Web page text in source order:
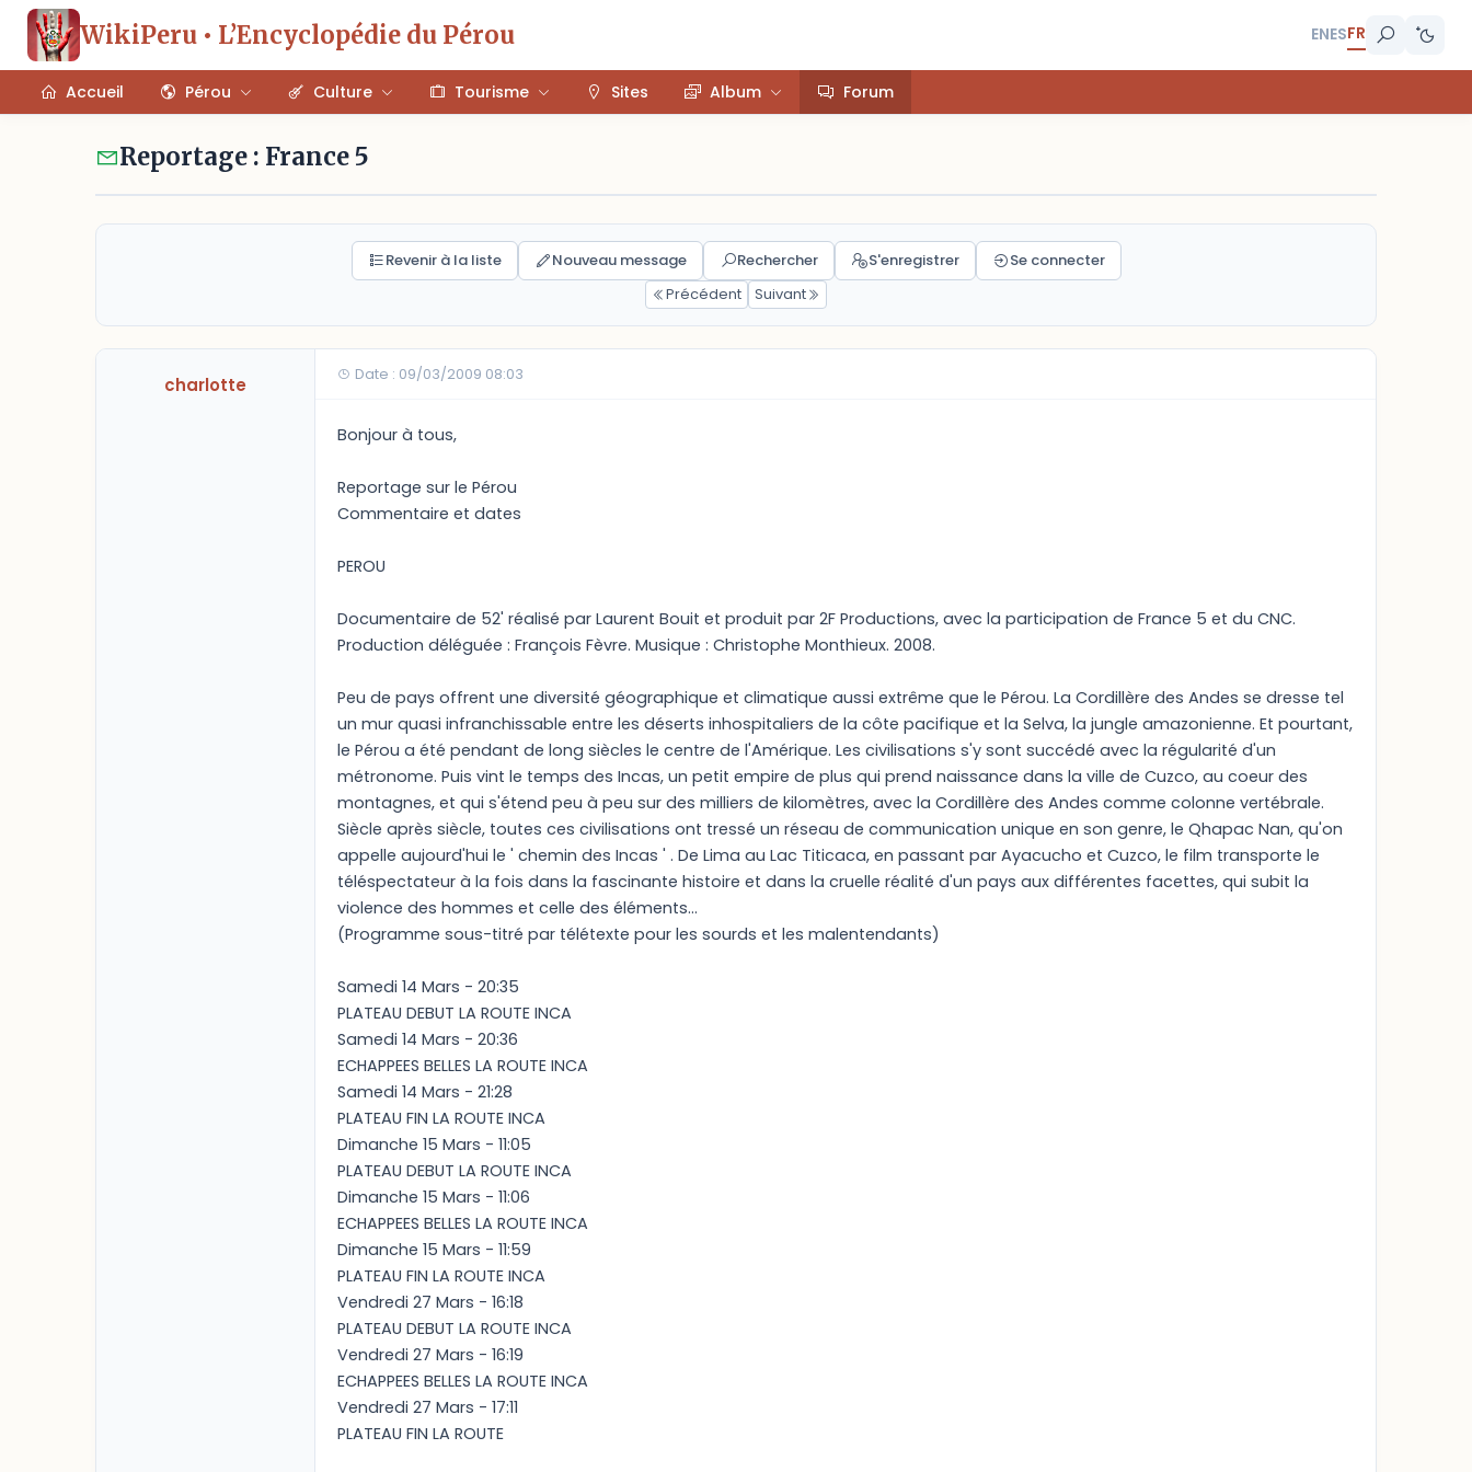
WikiPeru • L’Encyclopédie du Pérou ENESFR
Accueil Pérou Culture Tourisme Sites Album Forum
Reportage : France 5
Revenir à la liste Nouveau message Rechercher S'enregistrer
Se connecter
Précédent
Suivant
charlotte Date : 09/03/2009 08:03
Bonjour à tous,
Reportage sur le Pérou
Commentaire et dates
PEROU
Documentaire de 52' réalisé par Laurent Bouit et produit par 2F Productions, avec la participation de France 5 et du CNC.
Production déléguée : François Fèvre. Musique : Christophe Monthieux. 2008.
Peu de pays offrent une diversité géographique et climatique aussi extrême que le Pérou. La Cordillère des Andes se dresse tel
un mur quasi infranchissable entre les déserts inhospitaliers de la côte pacifique et la Selva, la jungle amazonienne. Et pourtant,
le Pérou a été pendant de long siècles le centre de l'Amérique. Les civilisations s'y sont succédé avec la régularité d'un
métronome. Puis vint le temps des Incas, un petit empire de plus qui prend naissance dans la ville de Cuzco, au coeur des
montagnes, et qui s'étend peu à peu sur des milliers de kilomètres, avec la Cordillère des Andes comme colonne vertébrale.
Siècle après siècle, toutes ces civilisations ont tressé un réseau de communication unique en son genre, le Qhapac Nan, qu'on
appelle aujourd'hui le ' chemin des Incas ' . De Lima au Lac Titicaca, en passant par Ayacucho et Cuzco, le film transporte le
téléspectateur à la fois dans la fascinante histoire et dans la cruelle réalité d'un pays aux différentes facettes, qui subit la
violence des hommes et celle des éléments...
(Programme sous-titré par télétexte pour les sourds et les malentendants)
Samedi 14 Mars - 20:35
PLATEAU DEBUT LA ROUTE INCA
Samedi 14 Mars - 20:36
ECHAPPEES BELLES LA ROUTE INCA
Samedi 14 Mars - 21:28
PLATEAU FIN LA ROUTE INCA
Dimanche 15 Mars - 11:05
PLATEAU DEBUT LA ROUTE INCA
Dimanche 15 Mars - 11:06
ECHAPPEES BELLES LA ROUTE INCA
Dimanche 15 Mars - 11:59
PLATEAU FIN LA ROUTE INCA
Vendredi 27 Mars - 16:18
PLATEAU DEBUT LA ROUTE INCA
Vendredi 27 Mars - 16:19
ECHAPPEES BELLES LA ROUTE INCA
Vendredi 27 Mars - 17:11
PLATEAU FIN LA ROUTE